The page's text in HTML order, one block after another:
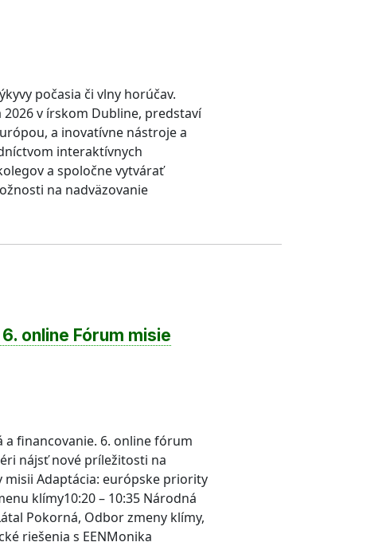
počasia či vlny horúčav.
v írskom Dubline, predstaví
a inovatívne nástroje a
interaktívnych
a spoločne vytvárať
na nadväzovanie
online Fórum misie
financovanie. 6. online fórum
nájsť nové príležitosti na
misii Adaptácia: európske priority
klímy10:20 – 10:35 Národná
Pokorná, Odbor zmeny klímy,
riešenia s EENMonika